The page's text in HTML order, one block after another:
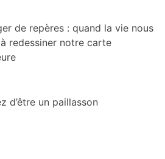
de repères : quand la vie nous
redessiner notre carte
d’être un paillasson